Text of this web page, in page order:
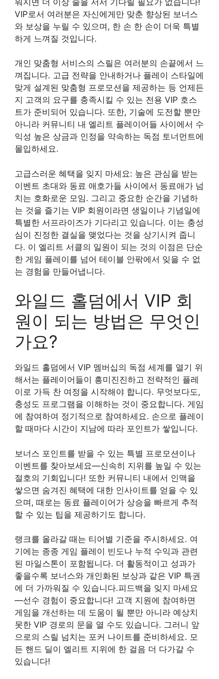
VIP로서 여러분은 자신에게만 맞춘 향상된 보너스
와 보상을 누릴 수 있으며, 한 손 한 손이 더욱 특별
하게 느껴질 것입니다.
개인 맞춤형 서비스의 스릴은 여러분의 손끝에서 느
껴집니다. 고급 전략을 안내하거나 플레이 스타일에
맞게 설계된 맞춤형 프로모션을 제공하는 등 언제든
지 고객의 요구를 충족시킬 수 있는 전용 VIP 호스
트가 준비되어 있습니다. 또한, 기술에 도전할 뿐만
아니라 커뮤니티 내 엘리트 플레이어들 사이에서 수
익성 높은 상금과 인정을 약속하는 독점 토너먼트에
몰입하세요.
고급스러운 혜택을 잊지 마세요: 높은 관심을 받는
이벤트 초대와 동료 애호가들 사이에서 동료애가 넘
치는 호화로운 모임. 그리고 중요한 순간을 기념하
는 것을 즐기는 VIP 회원이라면 생일이나 기념일에
특별한 서프라이즈가 기다리고 있습니다. 이는 충성
심이 진정한 결실을 맺었다는 것을 상기시켜 줍니
다. 이 엘리트 서클의 일원이 되는 것의 이점은 단순
한 게임 플레이를 넘어 테이블 안팎에서 잊을 수 없
는 경험을 만들어냅니다.
와일드 홀덤에서 VIP 회
원이 되는 방법은 무엇인
가요?
와일드 홀덤에서 VIP 멤버십의 독점 세계를 열기 위
해서는 플레이어들이 흥미진진하고 전략적인 플레
이로 가득 찬 여정을 시작해야 합니다. 무엇보다도,
충성도 프로그램을 이해하는 것이 중요합니다. 게임
에 참여하여 정기적으로 참여하세요. 손으로 플레이
할 때마다 시간이 지남에 따라 포인트가 쌓입니다.
보너스 포인트를 받을 수 있는 특별 프로모션이나
이벤트를 찾아보세요—신속히 지위를 높일 수 있는
절호의 기회입니다! 또한 커뮤니티 내에서 인맥을
쌓으면 숨겨진 혜택에 대한 인사이트를 얻을 수 있
으며, 때로는 동료 플레이어가 상승을 빠르게 추적
할 수 있는 팁을 제공하기도 합니다.
랭크를 올라갈 때는 티어별 기준을 주시하세요. 여
기에는 종종 게임 플레이 빈도나 누적 수익과 관련
된 마일스톤이 포함됩니다. 더 활동적이고 성과가
좋을수록 보너스와 개인화된 보상과 같은 VIP 특권
에 더 가까워질 수 있습니다.피드백을 잊지 마세요
—선수 경험이 중요합니다! 고객 지원에 참여하면
게임을 개선하는 데 도움이 될 뿐만 아니라 예상치
못한 VIP 경로의 문을 열 수도 있습니다. 그러니 앞
으로의 스릴 넘치는 포커 나이트를 준비하세요. 모
든 핸드 딜이 엘리트 지위에 한 걸음 더 다가갈 수
있습니다!